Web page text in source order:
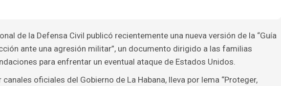
de la Defensa Civil publicó recientemente una nueva versión de la “Guía
ante una agresión militar”, un documento dirigido a las familias
para enfrentar un eventual ataque de Estados Unidos.
oficiales del Gobierno de La Habana, lleva por lema “Proteger,